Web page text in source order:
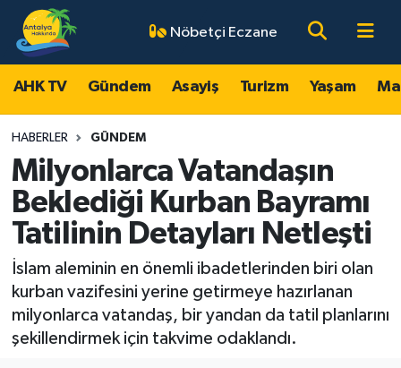
Nöbetçi Eczane
AHK TV Gündem Asayiş Turizm Yaşam
HABERLER GÜNDEM
Milyonlarca Vatandaşın
Beklediği Kurban Bayramı
Tatilinin Detayları Netleşti
İslam aleminin en önemli ibadetlerinden biri olan
kurban vazifesini yerine getirmeye hazırlanan
milyonlarca vatandaş, bir yandan da tatil planlarını
şekillendirmek için takvime odaklandı.
AHK TV
Gündem
Asayiş
Turizm
Magazin
Ekonomi
Antalya Nöbetçi Eczaneler
Antalya Hava Durumu
Antalya Namaz Vakitleri
Antalya Trafik Yoğunluk Haritası
Süper Lig Puan Durumu ve Fikstür
Tüm Manşetler
Son Dakika Haberleri